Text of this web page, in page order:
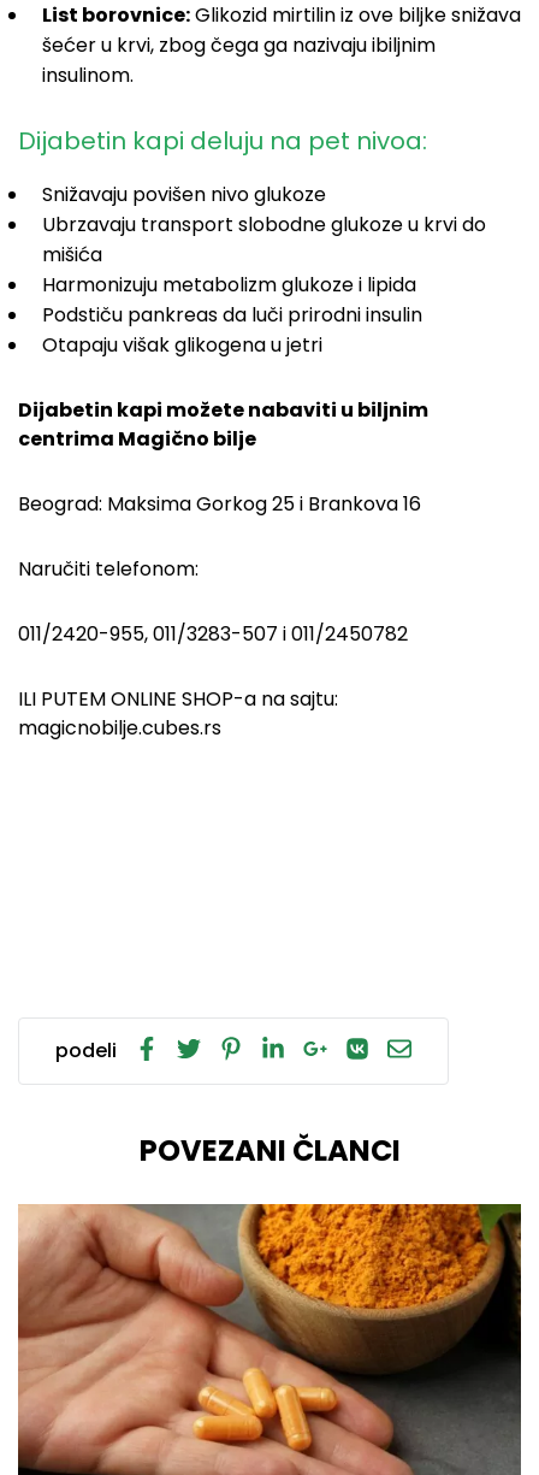
List borovnice:Glikozid mirtilin iz ove biljke snižava
šećer u krvi, zbog čega ga nazivaju ibiljnim
insulinom.
Dijabetin kapi deluju na pet nivoa:
Snižavaju povišen nivo glukoze
Ubrzavaju transport slobodne glukoze u krvi do
mišića
Harmonizuju metabolizm glukoze i lipida
Podstiču pankreas da luči prirodni insulin
Otapaju višak glikogena u jetri
Dijabetin kapi možete nabaviti u biljnim
centrima Magično bilje
Beograd: Maksima Gorkog 25 i Brankova 16
Naručiti telefonom:
011/2420-955, 011/3283-507 i 011/2450782
ILI PUTEM ONLINE SHOP-a na sajtu:
magicnobilje.cubes.rs
podeli
POVEZANI ČLANCI